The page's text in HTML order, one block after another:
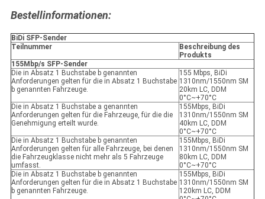
Bestellinformationen:
BiDi SFP-Sender
Teilnummer
Beschreibung des
Produkts
155Mbp/s SFP-Sender
Die in Absatz 1 Buchstabe b genannten
Anforderungen gelten für die in Absatz 1 Buchstabe
b genannten Fahrzeuge.
155 Mbps, BiDi
1310nm/1550nm SM
20km LC, DDM
0°C~+70°C
Die in Absatz 1 Buchstabe a genannten
Anforderungen gelten für die Fahrzeuge, für die die
Genehmigung erteilt wurde.
155Mbps, BiDi
1310nm/1550nm SM
40km LC, DDM
0°C~+70°C
Die in Absatz 1 Buchstabe b genannten
Anforderungen gelten für alle Fahrzeuge, bei denen
die Fahrzeugklasse nicht mehr als 5 Fahrzeuge
umfasst.
155Mbps, BiDi
1310nm/1550nm SM
80km LC, DDM
0°C~+70°C
Die in Absatz 1 Buchstabe b genannten
Anforderungen gelten für die in Absatz 1 Buchstabe
b genannten Fahrzeuge.
155Mbps, BiDi
1310nm/1550nm SM
120km LC, DDM